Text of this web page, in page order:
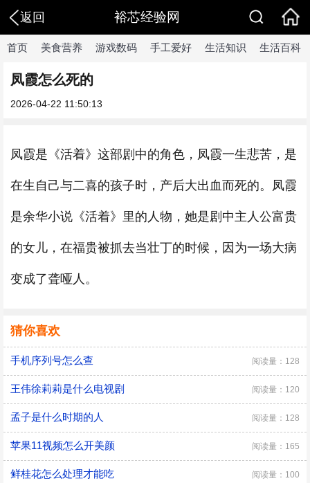
返回 裕芯经验网
首页 美食营养 游戏数码 手工爱好 生活知识 生活百科
凤霞怎么死的
2026-04-22 11:50:13
凤霞是《活着》这部剧中的角色，凤霞一生悲苦，是
在生自己与二喜的孩子时，产后大出血而死的。凤霞
是余华小说《活着》里的人物，她是剧中主人公富贵
的女儿，在福贵被抓去当壮丁的时候，因为一场大病
变成了聋哑人。
猜你喜欢
手机序列号怎么查 阅读量：128
王伟徐莉莉是什么电视剧 阅读量：120
孟子是什么时期的人 阅读量：128
苹果11视频怎么开美颜 阅读量：165
鲜桂花怎么处理才能吃 阅读量：100